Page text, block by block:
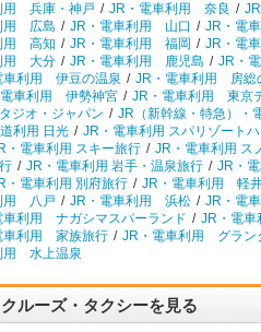
用 兵庫・神戸 / JR・電車利用 奈良 /
用 広島 / JR・電車利用 山口 / JR・電
用 高知 / JR・電車利用 福岡 / JR・電
用 大分 / JR・電車利用 鹿児島 / JR・
車利用 伊豆の温泉 / JR・電車利用 房総
車利用 伊勢神宮 / JR・電車利用 東京
ジオ・ジャパン / JR（新幹線・特急）・
利用 日光 / JR・電車利用 スパリゾート
・電車利用 スキー旅行 / JR・電車利用 ス
/ JR・電車利用 岩手・温泉旅行 / JR・
・電車利用 別府旅行 / JR・電車利用 軽
用 八戸 / JR・電車利用 浜松 / JR・電
車利用 ナガシマスパーランド / JR・電
車利用 家族旅行 / JR・電車利用 グラン
用 水上温泉
ルーズ・タクシーを見る